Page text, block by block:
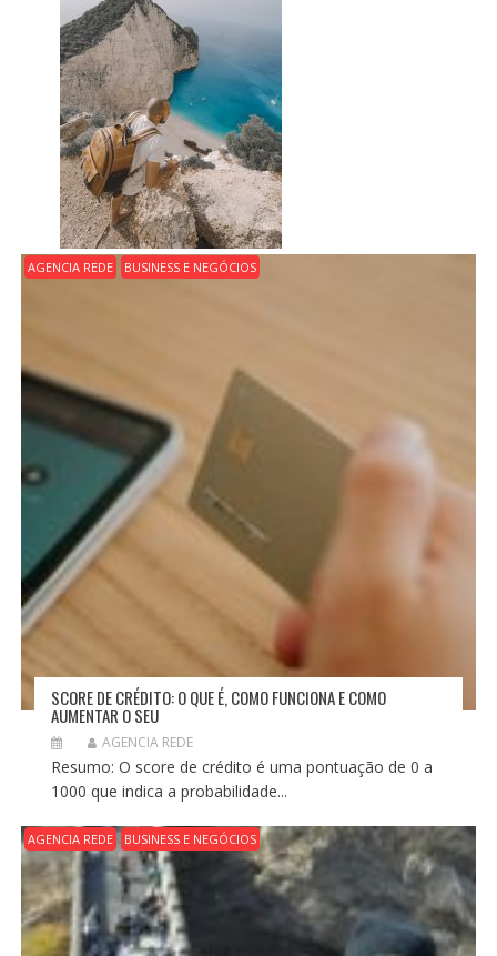
AGENCIA REDE BUSINESS E NEGÓCIOS
SCORE DE CRÉDITO: O QUE É, COMO FUNCIONA E COMO
AUMENTAR O SEU
AGENCIA REDE
Resumo: O score de crédito é uma pontuação de 0 a
1000 que indica a probabilidade...
AGENCIA REDE BUSINESS E NEGÓCIOS